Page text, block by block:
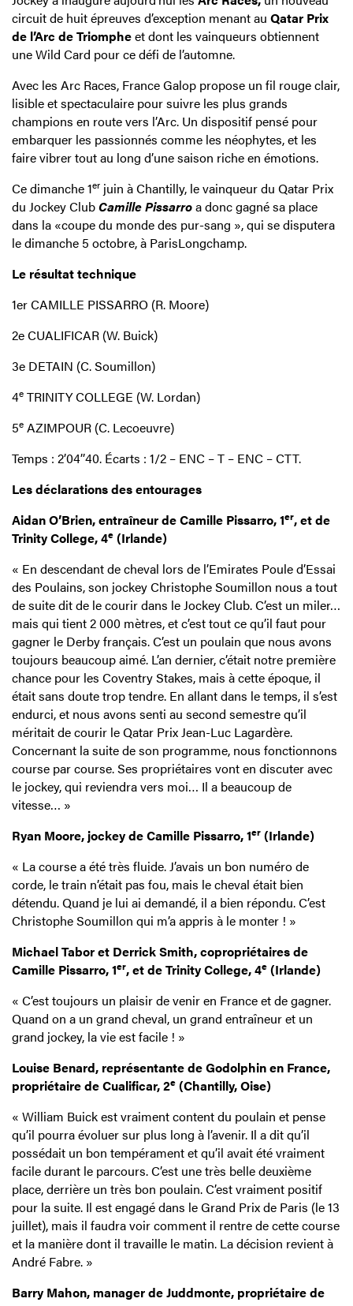
circuit de huit épreuves d’exception menant au Qatar Prix
de l’Arc de Triompheet dont les vainqueurs obtiennent
une Wild Card pour ce défi de l’automne.
Avec les Arc Races, France Galop propose un fil rouge clair,
lisible et spectaculaire pour suivre les plus grands
champions en route vers l’Arc. Un dispositif pensé pour
embarquer les passionnés comme les néophytes, et les
faire vibrer tout au long d’une saison riche en émotions.
Ce dimanche 1er juin à Chantilly, le vainqueur du Qatar Prix
du Jockey ClubCamille Pissarroa donc gagné sa place
dans la «coupe du monde des pur-sang », qui se disputera
le dimanche 5 octobre, à ParisLongchamp.
Le résultat technique
1er CAMILLE PISSARRO (R. Moore)
2e CUALIFICAR (W. Buick)
3e DETAIN (C. Soumillon)
4e TRINITY COLLEGE (W. Lordan)
5e AZIMPOUR (C. Lecoeuvre)
Temps : 2’04’’40. Écarts : 1/2 – ENC – T – ENC – CTT.
Les déclarations des entourages
Aidan O’Brien, entraîneur de Camille Pissarro, 1er, et de
Trinity College, 4e (Irlande)
« En descendant de cheval lors de l’Emirates Poule d’Essai
des Poulains, son jockey Christophe Soumillon nous a tout
de suite dit de le courir dans le Jockey Club. C’est un miler…
mais qui tient 2 000 mètres, et c’est tout ce qu’il faut pour
gagner le Derby français. C’est un poulain que nous avons
toujours beaucoup aimé. L’an dernier, c’était notre première
chance pour les Coventry Stakes, mais à cette époque, il
était sans doute trop tendre. En allant dans le temps, il s’est
endurci, et nous avons senti au second semestre qu’il
méritait de courir le Qatar Prix Jean-Luc Lagardère.
Concernant la suite de son programme, nous fonctionnons
course par course. Ses propriétaires vont en discuter avec
le jockey, qui reviendra vers moi… Il a beaucoup de
vitesse… »
Ryan Moore, jockey de Camille Pissarro, 1er (Irlande)
« La course a été très fluide. J’avais un bon numéro de
corde, le train n’était pas fou, mais le cheval était bien
détendu. Quand je lui ai demandé, il a bien répondu. C’est
Christophe Soumillon qui m’a appris à le monter ! »
Michael Tabor et Derrick Smith, copropriétaires de
Camille Pissarro, 1er, et de Trinity College, 4e (Irlande)
« C’est toujours un plaisir de venir en France et de gagner.
Quand on a un grand cheval, un grand entraîneur et un
grand jockey, la vie est facile ! »
Louise Benard, représentante de Godolphin en France,
propriétaire de Cualificar, 2e (Chantilly, Oise)
« William Buick est vraiment content du poulain et pense
qu’il pourra évoluer sur plus long à l’avenir. Il a dit qu’il
possédait un bon tempérament et qu’il avait été vraiment
facile durant le parcours. C’est une très belle deuxième
place, derrière un très bon poulain. C’est vraiment positif
pour la suite. Il est engagé dans le Grand Prix de Paris (le 13
juillet), mais il faudra voir comment il rentre de cette course
et la manière dont il travaille le matin. La décision revient à
André Fabre. »
Barry Mahon, manager de Juddmonte, propriétaire de